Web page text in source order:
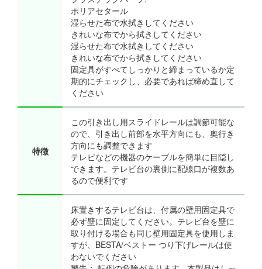
ポリアセタール
湿らせた布で水拭きしてください
きれいな布でから拭きしてください
湿らせた布で水拭きしてください
きれいな布でから拭きしてください
固定具がすべてしっかりと締まっているか定
期的にチェックし、必要であれば締め直して
ください
特徴
この引き出し用スライドレールは調節可能な
ので、引き出し前部を水平方向にも、奥行き
方向にも調整できます
テレビなどの機器のケーブルを簡単に目隠し
できます。テレビ台の裏側に配線口が複数あ
るので便利です
床置きするテレビ台は、付属の壁用固定具で
必ず壁に固定してください。テレビ台を壁に
取り付ける場合も同じ壁用固定具を使用しま
すが、BESTA/ベストー つり下げレールは使
わないでください